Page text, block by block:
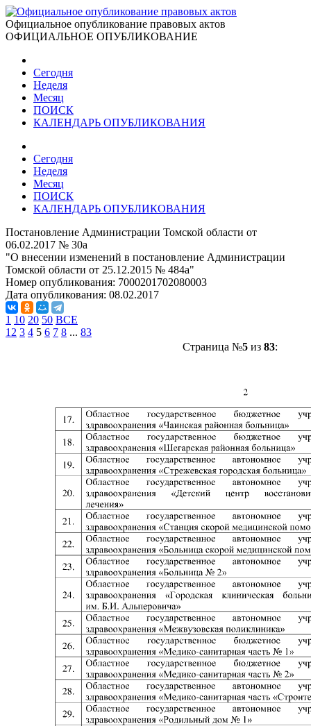
Официальное опубликование правовых актов
ОФИЦИАЛЬНОЕ ОПУБЛИКОВАНИЕ
Сегодня
Неделя
Месяц
ПОИСК
КАЛЕНДАРЬ ОПУБЛИКОВАНИЯ
Сегодня
Неделя
Месяц
ПОИСК
КАЛЕНДАРЬ ОПУБЛИКОВАНИЯ
Постановление Администрации Томской области от
06.02.2017 № 30а
"О внесении изменений в постановление Администрации
Томской области от 25.12.2015 № 484а"
Номер опубликования: 7000201702080003
Дата опубликования: 08.02.2017
1 10 20 50 ВСЕ
1 2 3 4 5 6 7 8 ... 83
Страница №5из 83: